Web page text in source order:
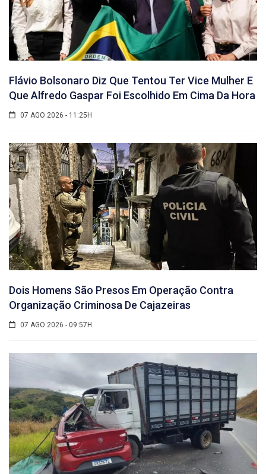
Flávio Bolsonaro Diz Que Tentou Ter Vice Mulher E
Que Alfredo Gaspar Foi Escolhido Em Cima Da Hora
07 AGO 2026 - 11:25H
Dois Homens São Presos Em Operação Contra
Organização Criminosa De Cajazeiras
07 AGO 2026 - 09:57H